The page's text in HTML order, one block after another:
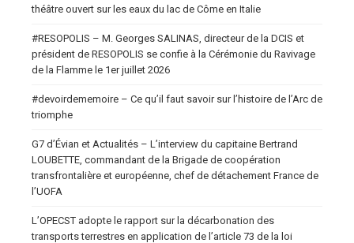
théâtre ouvert sur les eaux du lac de Côme en Italie
#RESOPOLIS – M. Georges SALINAS, directeur de la DCIS et
président de RESOPOLIS se confie à la Cérémonie du Ravivage
de la Flamme le 1er juillet 2026
#devoirdememoire – Ce qu’il faut savoir sur l’histoire de l’Arc de
triomphe
G7 d’Évian et Actualités – L’interview du capitaine Bertrand
LOUBETTE, commandant de la Brigade de coopération
transfrontalière et européenne, chef de détachement France de
l’UOFA
L’OPECST adopte le rapport sur la décarbonation des
transports terrestres en application de l’article 73 de la loi